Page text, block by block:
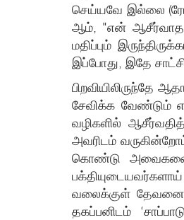
செய்யவே இல்லை
ஆம், "என்
மதிப்பும்
இப்போது, இதே
பிறவியிலிருந்தே
சேவிக்க வேண்டும்
வழிகளில்
அவரிடம்
கொண்டு அவைகளை
வலைக்குள்
தகப்பனிடம்